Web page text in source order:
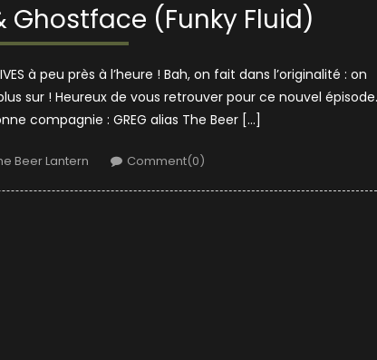
Ghostface (Funky Fluid)
à peu près à l’heure ! Bah, on fait dans l’originalité : on
sur ! Heureux de vous retrouver pour ce nouvel épisode.
compagnie : GREG alias The Beer […]
Beer Lantern Comment(0)